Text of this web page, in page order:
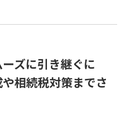
ズに引き継ぐに
相続税対策までさ